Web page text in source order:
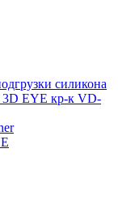
силикона
3D EYE кр-к VD-